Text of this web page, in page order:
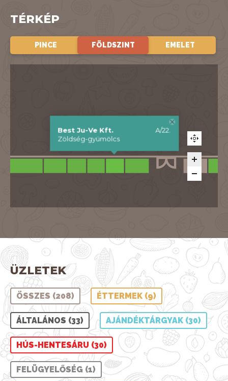
TÉRKÉP
PINCE FÖLDSZINT EMELET
ÜZLETEK
ÖSSZES (208) ÉTTERMEK (9)
ÁLTALÁNOS (33) AJÁNDÉKTÁRGYAK (30)
HÚS-HENTESÁRU (30)
FELÜGYELŐSÉG (1)